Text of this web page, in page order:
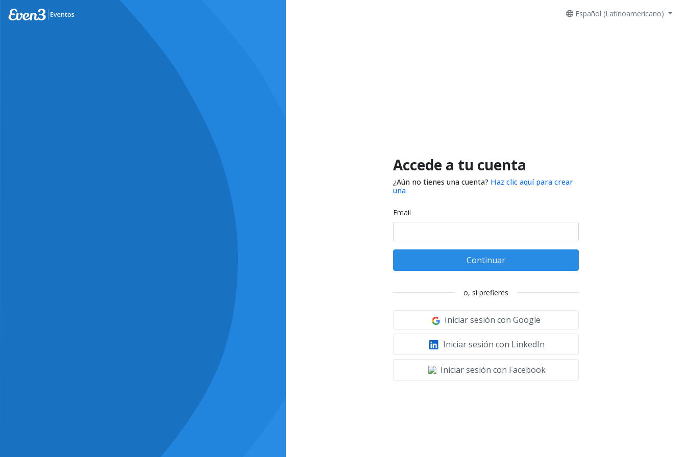
Español (Latinoamericano)
Accede a tu cuenta
¿Aún no tienes una cuenta? Haz clic aquí para crear
una
Email
Continuar
o, si prefieres
Iniciar sesión con Google
Iniciar sesión con LinkedIn
Iniciar sesión con Facebook